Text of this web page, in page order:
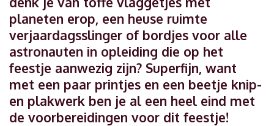
planeten erop, een heuse ruimte
verjaardagsslinger of bordjes voor alle
astronauten in opleiding die op het
feestje aanwezig zijn? Superfijn, want
met een paar printjes en een beetje knip-
en plakwerk ben je al een heel eind met
de voorbereidingen voor dit feestje!